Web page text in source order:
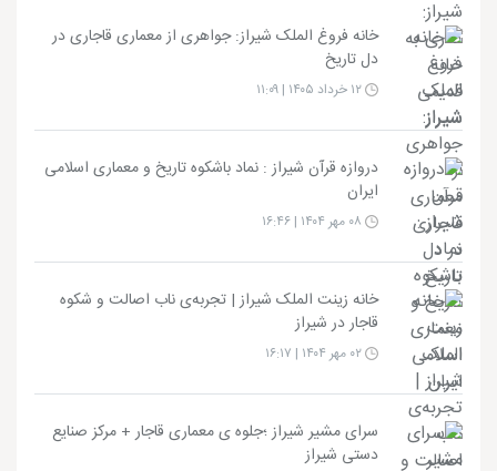
خانه فروغ الملک شیراز: جواهری از معماری قاجاری در
دل تاریخ
دروازه قرآن شیراز : نماد باشکوه تاریخ و معماری اسلامی
ایران
خانه زینت الملک شیراز | تجربه‌ی ناب اصالت و شکوه
قاجار در شیراز
سرای مشیر شیراز ؛جلوه ی معماری قاجار + مرکز صنایع
دستی شیراز